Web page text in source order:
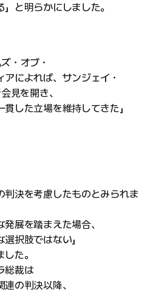
と明らかにしました。
・オブ・
によれば、サンジェイ・
見を開き、
貫した立場を維持してきた」
判決を考慮したものとみられま
発展を踏まえた場合、
択肢ではない」
た。
総裁は
連の判決以降、